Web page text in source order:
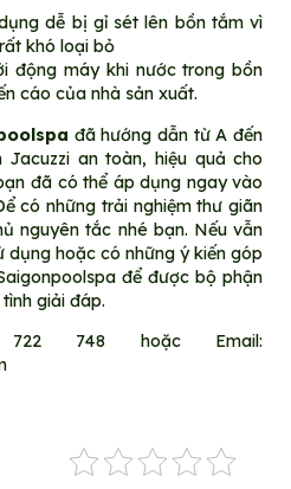
dễ bị gỉ sét lên bồn tắm vì
khó loại bỏ
động máy khi nước trong bồn
cáo của nhà sản xuất.
đã hướng dẫn từ A đến
an toàn, hiệu quả cho
đã có thể áp dụng ngay vào
có những trải nghiệm thư giãn
nguyên tắc nhé bạn. Nếu vẫn
dụng hoặc có những ý kiến góp
để được bộ phận
giải đáp.
748 hoặc Email: